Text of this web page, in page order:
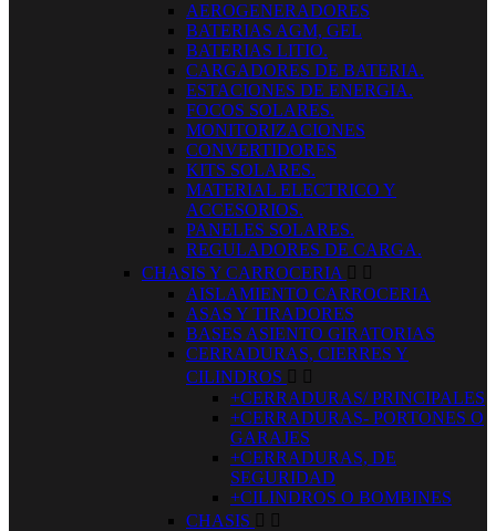
AEROGENERADORES
BATERIAS AGM, GEL
BATERIAS LITIO.
CARGADORES DE BATERIA.
ESTACIONES DE ENERGIA.
FOCOS SOLARES.
MONITORIZACIONES
CONVERTIDORES
KITS SOLARES.
MATERIAL ELECTRICO Y
ACCESORIOS.
PANELES SOLARES.
REGULADORES DE CARGA.
CHASIS Y CARROCERIA  
AISLAMIENTO CARROCERIA
ASAS Y TIRADORES
BASES ASIENTO GIRATORIAS
CERRADURAS, CIERRES Y
CILINDROS  
+CERRADURAS/ PRINCIPALES
+CERRADURAS- PORTONES O
GARAJES
+CERRADURAS, DE
SEGURIDAD
+CILINDROS O BOMBINES
CHASIS  